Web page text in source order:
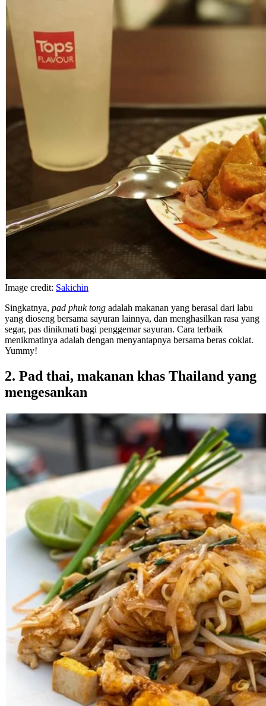
Image credit: Sakichin
Singkatnya, pad phuk tong adalah makanan yang berasal dari labu
yang dioseng bersama sayuran lainnya, dan menghasilkan rasa yang
segar, pas dinikmati bagi penggemar sayuran. Cara terbaik
menikmatinya adalah dengan menyantapnya bersama beras coklat.
Yummy!
2. Pad thai, makanan khas Thailand yang
mengesankan